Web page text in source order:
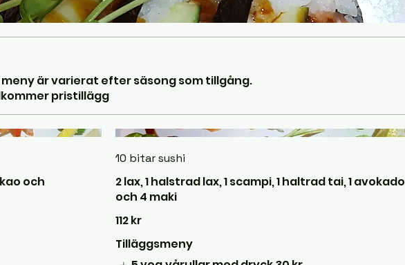
är varierat efter säsong som tillgång.
och
10 bitar sushi
2 lax, 1 halstrad lax, 1 scampi, 1 haltrad tai, 1 avokado
och 4 maki
112 kr
Tilläggsmeny